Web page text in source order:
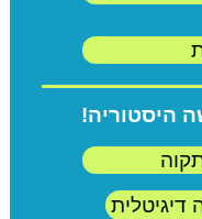
היסטוריה!
דיגיטלית